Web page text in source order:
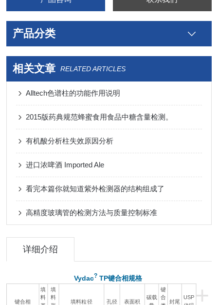
产品分类
相关文章 RELATED ARTICLES
Alltech色谱柱的功能作用说明
2015版药典规范蜂蜜食用食品中糖含量检测。
有机酸分析柱失效原因分析
进口浓啤酒 Imported Ale
看完本篇你就知道紫外检测器的结构组成了
高精度玻璃管的检测方法与质量控制标准
详细介绍
Vydac? TP键合相规格
+
键合相
填
料
填
料
填料粒径 孔径 表面积
碳载
键
合
封尾
USP